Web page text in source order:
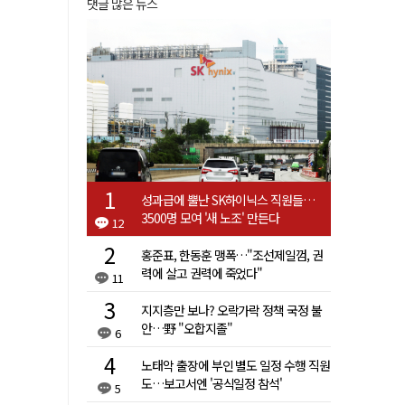
댓글 많은 뉴스
12
성과급에 뿔난 SK하이닉스 직원들…
3500명 모여 '새 노조' 만든다
11
홍준표, 한동훈 맹폭…"조선제일껌, 권
력에 살고 권력에 죽었다"
6
지지층만 보나? 오락가락 정책 국정 불
안…野 "오합지졸"
5
노태악 출장에 부인 별도 일정 수행 직원
도…보고서엔 '공식일정 참석'